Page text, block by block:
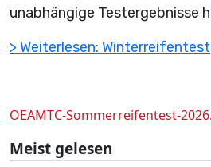
unabhängige Testergebnisse
> Weiterlesen: Winterreifentest
OEAMTC-Sommerreifentest-
Meist gelesen